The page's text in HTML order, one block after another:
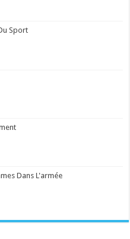
Sport
Dans L'armée